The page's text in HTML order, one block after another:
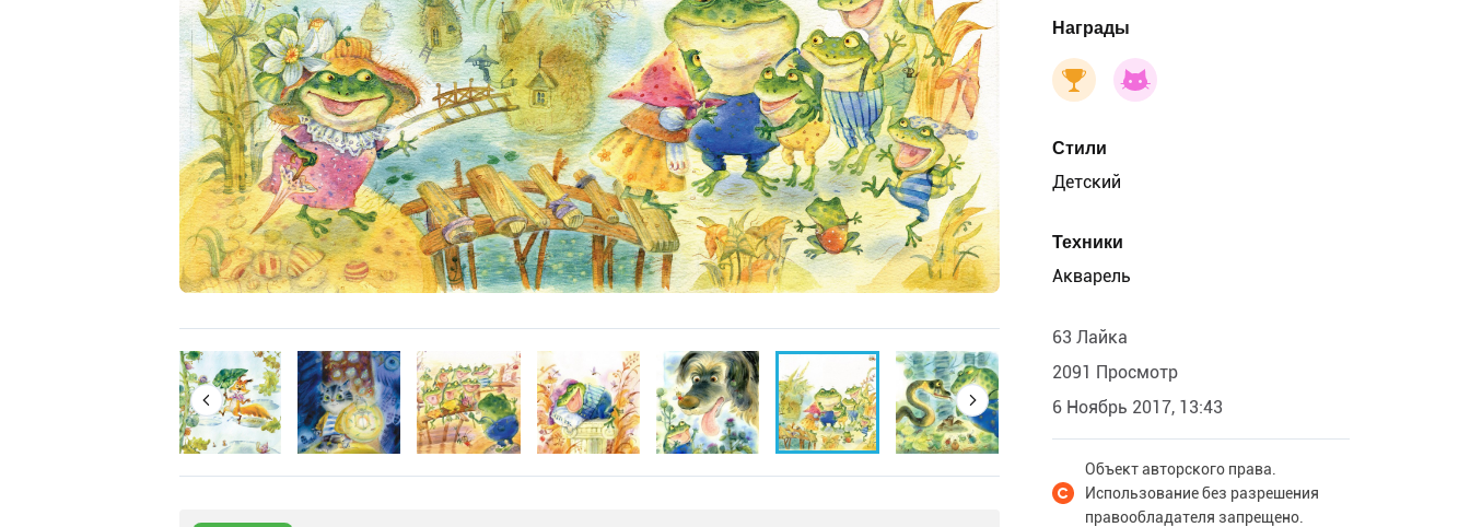
Награды
Стили
Детский
Техники
Акварель
63 Лайка
2091 Просмотр
6 Ноябрь 2017, 13:43
Объект авторского права.
Использование без разрешения
правообладателя запрещено.